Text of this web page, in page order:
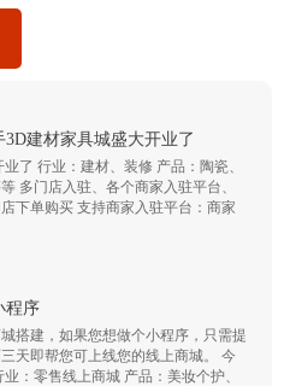
建材家具城盛大开业了
了 行业：建材、装修 产品：陶瓷、
多门店入驻、各个商家入驻平台、
下单购买 支持商家入驻平台：商家
程序
搭建，如果您想做个小程序，只需提
天即帮您可上线您的线上商城。 今
：零售线上商城 产品：美妆个护、